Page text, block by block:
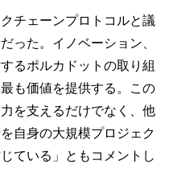
チェーンプロトコルと議
った。イノベーション、
るポルカドットの取り組
も価値を提供する。この
を支えるだけでなく、他
自身の大規模プロジェク
ている」ともコメントし